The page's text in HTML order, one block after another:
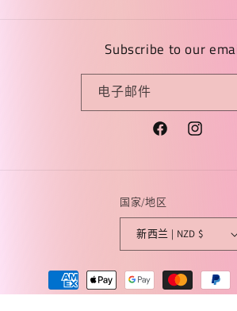
Subscribe to our
电子邮件
FacebookInstagram
国家/地区
新西兰 | NZD $
款